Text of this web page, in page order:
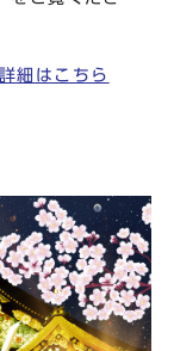
細はこちら